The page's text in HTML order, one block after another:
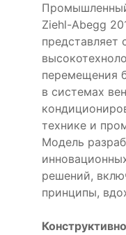
Ziehl-Abegg
представляет
перемещения
в системах
технике и
Модель
решений,
принципы,